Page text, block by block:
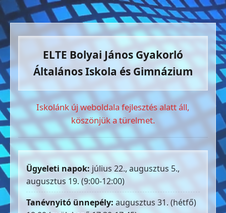
ELTE Bolyai János Gyakorló
Általános Iskola és Gimnázium
Iskolánk új weboldala fejlesztés alatt áll,
köszönjük a türelmet.
Ügyeleti napok: július 22., augusztus 5.,
augusztus 19. (9:00-12:00)
Tanévnyitó ünnepély: augusztus 31. (hétfő)